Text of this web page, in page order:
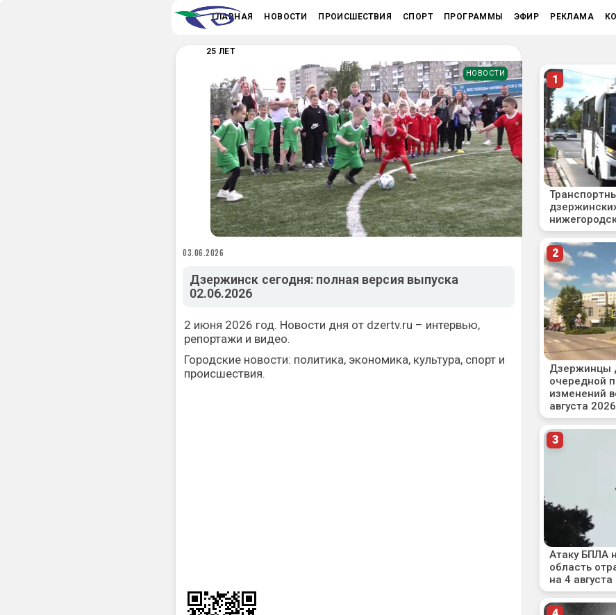
ГЛАВНАЯ НОВОСТИ ПРОИСШЕСТВИЯ СПОРТ ПРОГРАММЫ ЭФИР РЕКЛАМА
25 ЛЕТ
НОВОСТИ
03.06.2026
Дзержинск сегодня: полная версия выпуска
02.06.2026
2 июня 2026 год. Новости дня от dzertv.ru – интервью,
репортажи и видео.
Городские новости: политика, экономика, культура, спорт и
происшествия.